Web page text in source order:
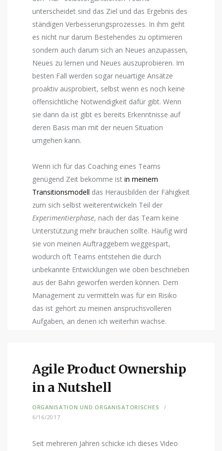
unterscheidet sind das Ziel und das Ergebnis des
ständigen Verbesserungsprozesses. In ihm geht
es nicht nur darum Bestehendes zu optimieren
sondern auch darum sich an Neues anzupassen,
Neues zu lernen und Neues auszuprobieren. Im
besten Fall werden sogar neuartige Ansätze
proaktiv ausprobiert, selbst wenn es noch keine
offensichtliche Notwendigkeit dafür gibt. Wenn
sie dann da ist gibt es bereits Erkenntnisse auf
deren Basis man mit der neuen Situation
umgehen kann.
Wenn ich für das Coaching eines Teams
genügend Zeit bekomme ist in meinem
Transitionsmodell das Herausbilden der Fähigkeit
zum sich selbst weiterentwickeln Teil der
Experimentierphase, nach der das Team keine
Unterstützung mehr brauchen sollte. Häufig wird
sie von meinen Auftraggebern weggespart,
wodurch oft Teams entstehen die durch
unbekannte Entwicklungen wie oben beschrieben
aus der Bahn geworfen werden können. Dem
Management zu vermitteln was für ein Risiko
das ist gehört zu meinen anspruchsvolleren
Aufgaben, an denen ich weiterhin wachse.
Agile Product Ownership
in a Nutshell
ORGANISATION UND ORGANISATORISCHES
6/16/2017
Seit mehreren Jahren schicke ich dieses Video